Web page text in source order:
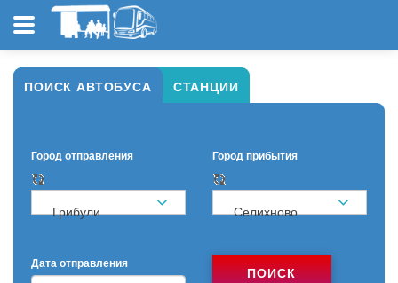
ПОИСК АВТОБУСА СТАНЦИИ
Город отправления
Грибули
Город прибытия
Селихново
Дата отправления
ПОИСК